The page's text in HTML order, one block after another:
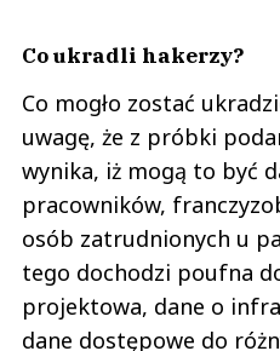
Co ukradli hakerzy?
Co mogło zostać
uwagę, że z próbki
wynika, iż mogą to być
pracowników,
osób zatrudnionych u
tego dochodzi poufna
projektowa, dane o
dane dostępowe do